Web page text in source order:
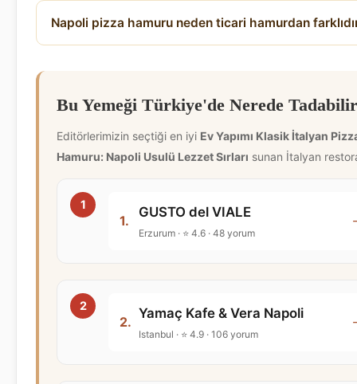
Napoli pizza hamuru neden ticari hamurdan
Bu Yemeği Türkiye'de Nerede
Editörlerimizin seçtiği en iyi Ev Yapımı Klasik İtalyan
Hamuru: Napoli Usulü Lezzet Sırları sunan İtalyan
1.
GUSTO del VIALE
Erzurum · ⭐ 4.6 · 48 yorum
2.
Yamaç Kafe & Vera Napoli
Istanbul · ⭐ 4.9 · 106 yorum